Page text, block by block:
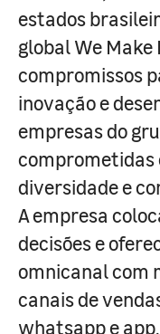
estados
global We
compromissos
inovação e
empresas do
comprometidas
diversidade e
A empresa
decisões e
omnicanal com
canais de
whatsapp e app.